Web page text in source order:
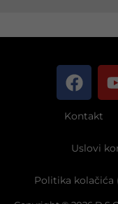
Kontakt
Uslovi
Politika kolačića